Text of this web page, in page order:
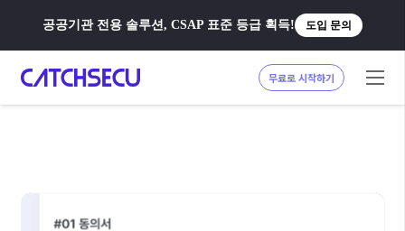
공공기관 전용 솔루션, CSAP 표준 등급 획득! 도입 문의
무료로 시작하기